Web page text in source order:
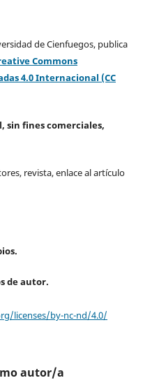
de Cienfuegos, publica
Commons
4.0 Internacional (CC
sin fines comerciales,
revista, enlace al artículo
de autor.
licenses/by-nc-nd/4.0/
autor/a